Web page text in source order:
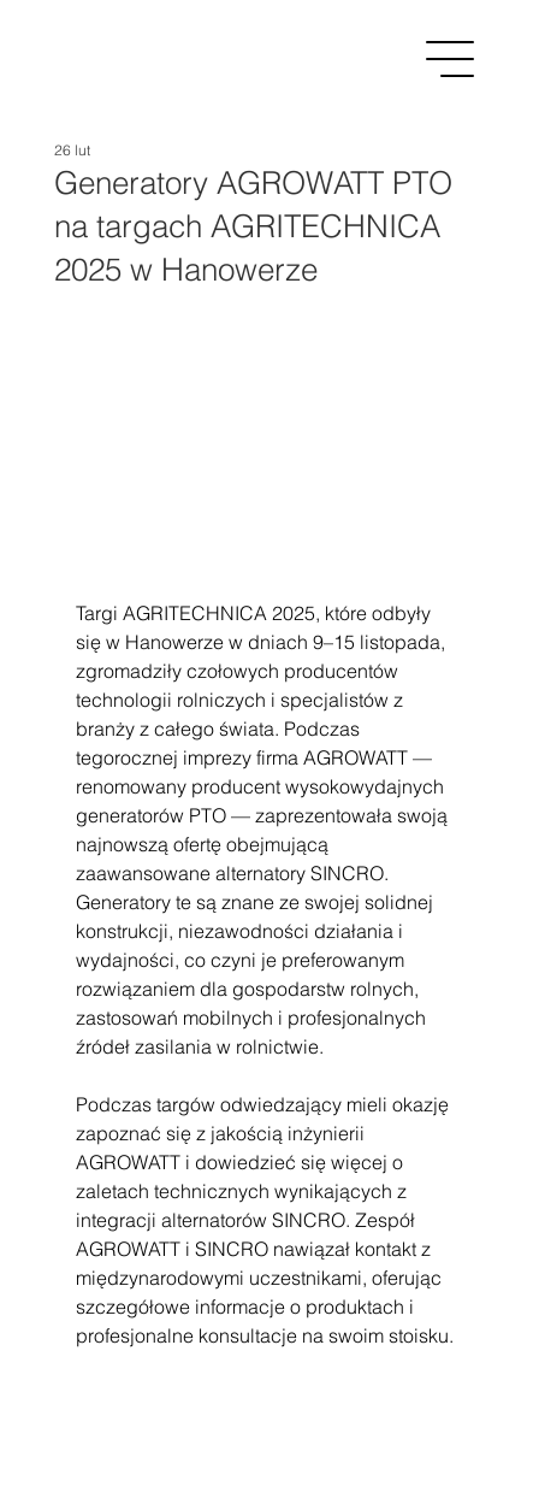
Generatory AGROWATT PTO
na targach AGRITECHNICA
2025 w Hanowerze
26 lut
Targi AGRITECHNICA 2025, które odbyły
się w Hanowerze w dniach 9–15 listopada,
zgromadziły czołowych producentów
technologii rolniczych i specjalistów z
branży z całego świata. Podczas
tegorocznej imprezy firma AGROWATT —
renomowany producent wysokowydajnych
generatorów PTO — zaprezentowała swoją
najnowszą ofertę obejmującą
zaawansowane alternatory SINCRO.
Generatory te są znane ze swojej solidnej
konstrukcji, niezawodności działania i
wydajności, co czyni je preferowanym
rozwiązaniem dla gospodarstw rolnych,
zastosowań mobilnych i profesjonalnych
źródeł zasilania w rolnictwie.
Podczas targów odwiedzający mieli okazję
zapoznać się z jakością inżynierii
AGROWATT i dowiedzieć się więcej o
zaletach technicznych wynikających z
integracji alternatorów SINCRO. Zespół
AGROWATT i SINCRO nawiązał kontakt z
międzynarodowymi uczestnikami, oferując
szczegółowe informacje o produktach i
profesjonalne konsultacje na swoim stoisku.